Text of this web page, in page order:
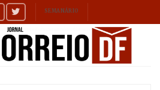
SEMANÁRIO